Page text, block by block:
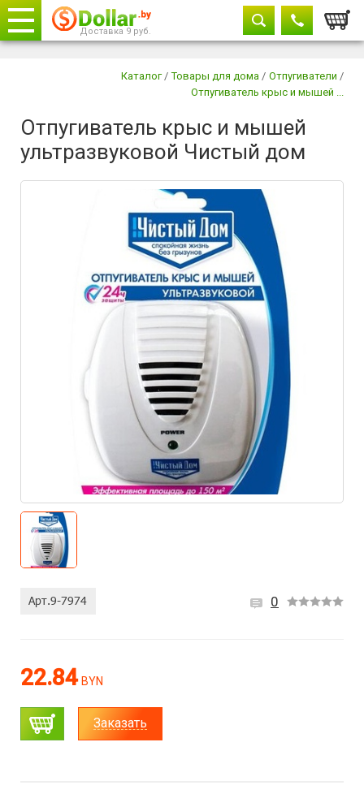
+375 29882-11-33
Доставка 9 руб.
Каталог / Товары для дома / Отпугиватели /
Отпугиватель крыс и мышей ...
Отпугиватель крыс и мышей
ультразвуковой Чистый дом
0
22.84 BYN
Заказать